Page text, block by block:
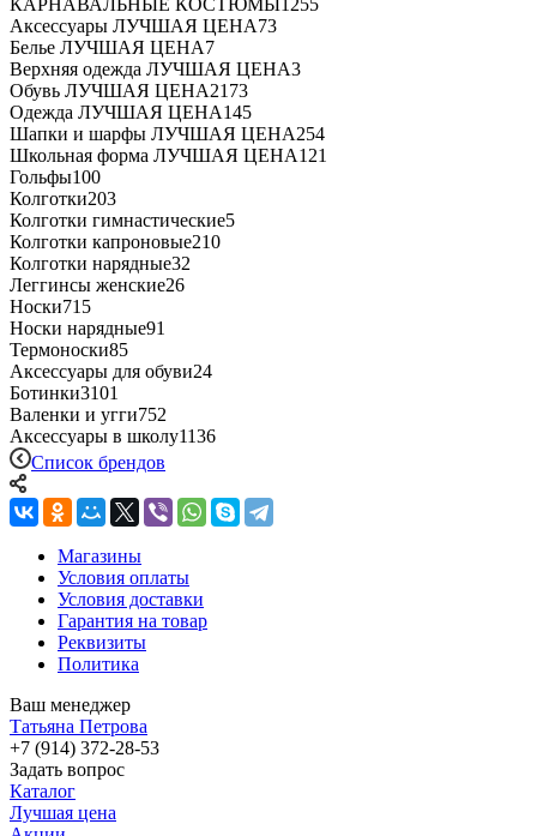
Аксессуары ЛУЧШАЯ ЦЕНА73
Белье ЛУЧШАЯ ЦЕНА7
Верхняя одежда ЛУЧШАЯ ЦЕНА3
Обувь ЛУЧШАЯ ЦЕНА2173
Одежда ЛУЧШАЯ ЦЕНА145
Шапки и шарфы ЛУЧШАЯ ЦЕНА254
Школьная форма ЛУЧШАЯ ЦЕНА121
Гольфы100
Колготки203
Колготки гимнастические5
Колготки капроновые210
Колготки нарядные32
Леггинсы женские26
Носки715
Носки нарядные91
Термоноски85
Аксессуары для обуви24
Ботинки3101
Валенки и угги752
Аксессуары в школу1136
Список брендов
Магазины
Условия оплаты
Условия доставки
Гарантия на товар
Реквизиты
Политика
Ваш менеджер
Татьяна Петрова
+7 (914) 372-28-53
Задать вопрос
Каталог
Лучшая цена